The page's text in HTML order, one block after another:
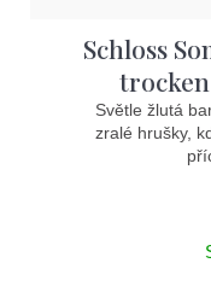
Schloss
trocken
Světle žlutá
zralé hrušky,